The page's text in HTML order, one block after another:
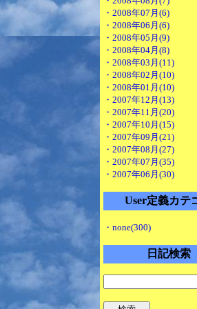
・2008年07月(6)
・2008年06月(6)
・2008年05月(9)
・2008年04月(8)
・2008年03月(11)
・2008年02月(10)
・2008年01月(10)
・2007年12月(13)
・2007年11月(20)
・2007年10月(15)
・2007年09月(21)
・2007年08月(27)
・2007年07月(35)
・2007年06月(30)
User定義カテ
・none(300)
日記検索